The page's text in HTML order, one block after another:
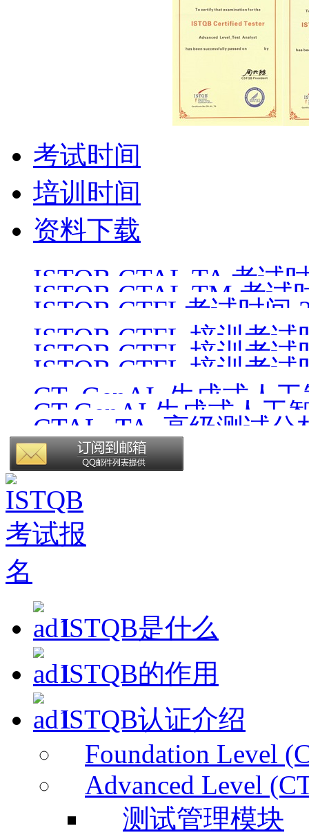
考试时间
培训时间
资料下载
ISTQB CTAL TA 考试
ISTQB CTAL TM 考试
ISTQB CTFL考试时间
ISTQB CTFL 培训考试
ISTQB CTFL 培训考试
ISTQB CTFL 培训考试
CT_GenAI_生成式人
CT GenAI 生成式人工
版）
CTAL_TA_高级测试
v4.1_CN1.0（中文版）
ISTQB是什么
ISTQB的作用
ISTQB认证介绍
Foundation Level
Advanced Level
测试管理模块